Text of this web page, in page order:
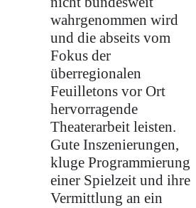
wahrgenommen wird
und die abseits vom
Fokus der
überregionalen
Feuilletons vor Ort
hervorragende
Theaterarbeit leisten.
Gute Inszenierungen,
kluge Programmierung
einer Spielzeit und ihre
Vermittlung an ein